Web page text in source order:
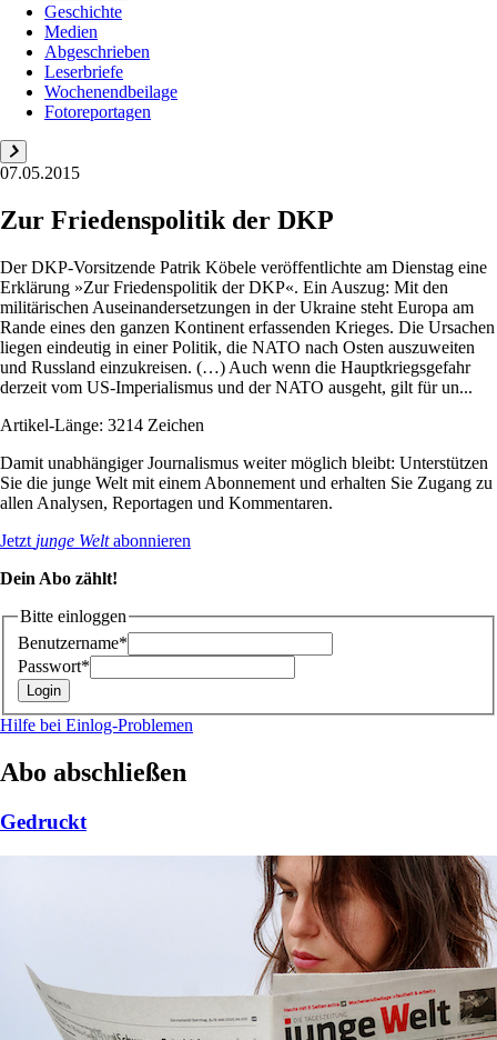
Geschichte
Medien
Abgeschrieben
Leserbriefe
Wochenendbeilage
Fotoreportagen
07.05.2015
Zur Friedenspolitik der DKP
Der DKP-Vorsitzende Patrik Köbele veröffentlichte am Dienstag eine
Erklärung »Zur Friedenspolitik der DKP«. Ein Auszug: Mit den
militärischen Auseinandersetzungen in der Ukraine steht Europa am
Rande eines den ganzen Kontinent erfassenden Krieges. Die Ursachen
liegen eindeutig in einer Politik, die NATO nach Osten auszuweiten
und Russland einzukreisen. (…) Auch wenn die Hauptkriegsgefahr
derzeit vom US-Imperialismus und der NATO ausgeht, gilt für un...
Artikel-Länge: 3214 Zeichen
Damit unabhängiger Journalismus weiter möglich bleibt: Unterstützen
Sie die junge Welt mit einem Abonnement und erhalten Sie Zugang zu
allen Analysen, Reportagen und Kommentaren.
Jetzt junge Weltabonnieren
Dein Abo zählt!
Bitte einloggen
Benutzername*
Passwort*
Hilfe bei Einlog-Problemen
Abo abschließen
Gedruckt